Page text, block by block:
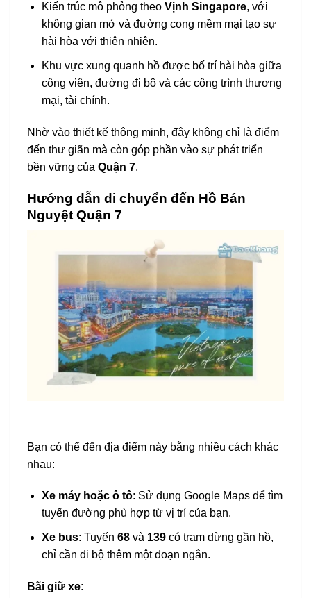
Kiến trúc mô phỏng theo Vịnh Singapore, với
không gian mở và đường cong mềm mại tạo sự
hài hòa với thiên nhiên.
Khu vực xung quanh hồ được bố trí hài hòa giữa
công viên, đường đi bộ và các công trình thương
mại, tài chính.
Nhờ vào thiết kế thông minh, đây không chỉ là điểm
đến thư giãn mà còn góp phần vào sự phát triển
bền vững của Quận 7.
Hướng dẫn di chuyển đến Hồ Bán
Nguyệt Quận 7
Bạn có thể đến địa điểm này bằng nhiều cách khác
nhau:
Xe máy hoặc ô tô: Sử dụng Google Maps để tìm
tuyến đường phù hợp từ vị trí của bạn.
Xe bus: Tuyến 68và 139có trạm dừng gần hồ,
chỉ cần đi bộ thêm một đoạn ngắn.
Bãi giữ xe: